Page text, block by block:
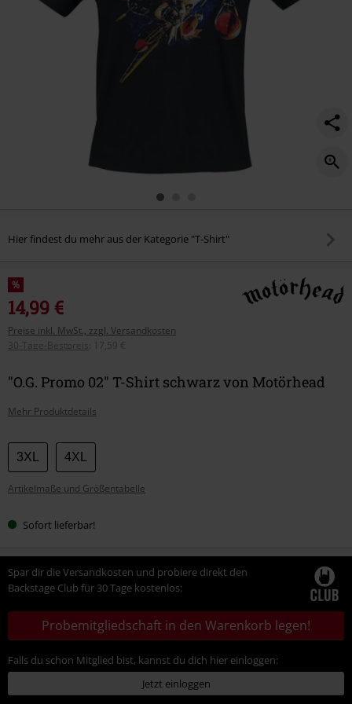
Hier findest du mehr aus der Kategorie "T-Shirt"
%
14,99 €
Preise inkl. MwSt., zzgl. Versandkosten
30-Tage-Bestpreis
17,59 €
"O.G. Promo 02" T-Shirt schwarz von Motörhead
Mehr Produktdetails
Wähle
deine
Größe
3XL 4XL
Artikelmaße und Größentabelle
Sofort lieferbar!
Spar dir die Versandkosten und probiere direkt den
Backstage Club für 30 Tage kostenlos:
Probemitgliedschaft in den Warenkorb legen!
Falls du schon Mitglied bist, kannst du dich hier einloggen:
Jetzt einloggen